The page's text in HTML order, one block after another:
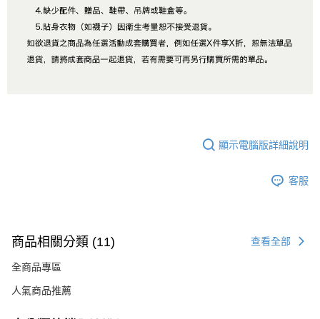
顯示電腦版詳細說明
客服
商品相關分類 (11) 查看全部
全商品專區
人氣商品推薦